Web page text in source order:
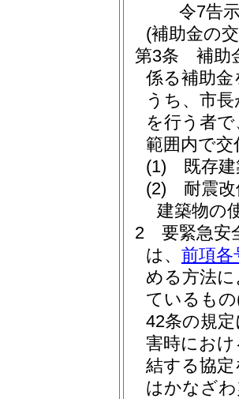
令7告
(補助金の
第3条
補助
係る補助金
うち、市
を行う者
範囲内で交
(1)
既存
(2)
耐震
建築物の
2
要緊急安
は、 前項各
める方法
ているもの
42条の規
害時にお
結する協
はかなざ